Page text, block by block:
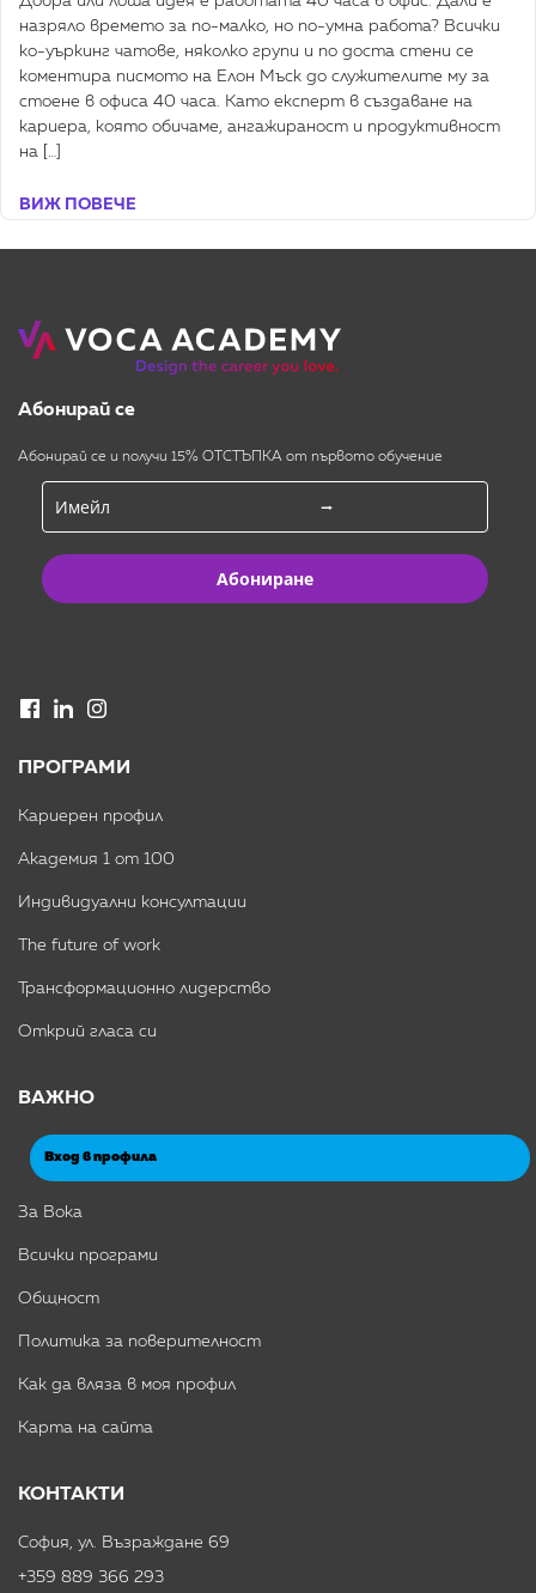
назряло времето за по-малко, но по-умна работа? Всички
ко-уъркинг чатове, няколко групи и по доста стени се
коментира писмото на Елон Мъск до служителите му за
стоене в офиса 40 часа. Като експерт в създаване на
кариера, която обичаме, ангажираност и продуктивност
на […]
ВИЖ ПОВЕЧЕ
Абонирай се
Абонирай се и получи 15% ОТСТЪПКА от първото обучение
Абониране
ПРОГРАМИ
Кариерен профил
Академия 1 от 100
Индивидуални консултации
The future of work
Трансформационно лидерство
Открий гласа си
ВАЖНО
Вход в профила
За Вока
Всички програми
Общност
Политика за поверителност
Как да вляза в моя профил
Карта на сайта
КОНТАКТИ
София, ул. Възраждане 69
+359 889 366 293